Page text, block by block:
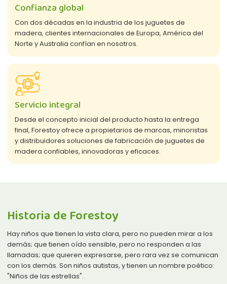
Confianza global
Con dos décadas en la industria de los juguetes de
madera, clientes internacionales de Europa, América del
Norte y Australia confían en nosotros.
Servicio integral
Desde el concepto inicial del producto hasta la entrega
final, Forestoy ofrece a propietarios de marcas, minoristas
y distribuidores soluciones de fabricación de juguetes de
madera confiables, innovadoras y eficaces.
Historia de Forestoy
Hay niños que tienen la vista clara, pero no pueden mirar a los
demás; que tienen oído sensible, pero no responden a las
llamadas; que quieren expresarse, pero rara vez se comunican
con los demás. Son niños autistas, y tienen un nombre poético:
"Niños de las estrellas".